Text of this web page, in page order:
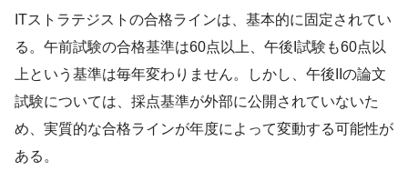
ITストラテジストの合格ラインは、基本的に固定されてい
る。午前試験の合格基準は60点以上、午後I試験も60点以
上という基準は毎年変わりません。しかし、午後IIの論文
試験については、採点基準が外部に公開されていないた
め、実質的な合格ラインが年度によって変動する可能性が
ある。